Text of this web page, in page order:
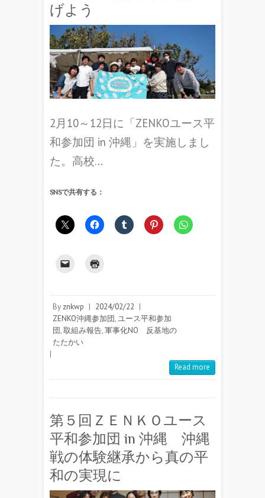
げよう
2月10～12日に「ZENKOユース平
和参加団 in 沖縄」を実施しまし
た。高校…
SNSで共有する：
By znkwp | 2024/02/22 |
ZENKO沖縄参加団,ユース平和参加
団,取組み報告,軍事化NO 反基地の
たたかい
|
Read more
第５回ＺＥＮＫＯユース
平和参加団 in 沖縄 沖縄
戦の体験継承から真の平
和の実現に